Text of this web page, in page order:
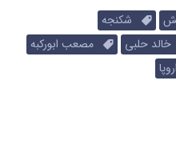
شکنجه
خالد حلبی
مصعب ابورکبه